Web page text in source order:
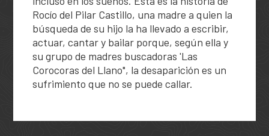
Banco de hojas de vida
Control social
Colaboración e innovación
Lineamientos de participación en la búsqueda
Ruta de participación en la búsqueda
la Búsqueda
Pactos Regionales de Búsqueda
Universo de personas dadas por desaparecidas
Estándares para la Búsqueda de Personas
Desaparecidas
Buscar
portal
Rocío del Pilar Castillo, una madre a quien la
búsqueda de su hijo la ha llevado a escribir,
actuar, cantar y bailar porque, según ella y
su grupo de madres buscadoras 'Las
Corocoras del Llano", la desaparición es un
sufrimiento que no se puede callar.